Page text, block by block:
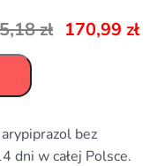
zł 170,99 zł
bez
dni w całej Polsce.